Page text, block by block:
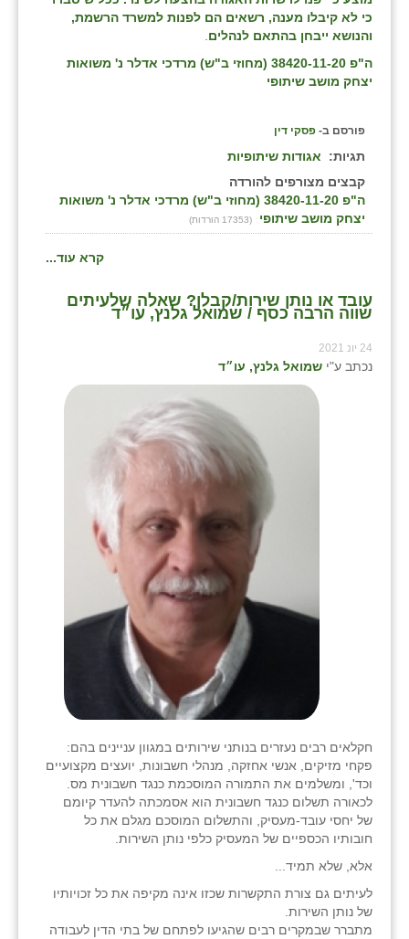
כי לא קיבלו מענה, רשאים הם לפנות למשרד הרשמת,
והנושא ייבחן בהתאם לנהלים
ה"פ 38420-11-20 (מחוזי ב"ש) מרדכי אדלר נ' משואות
יצחק מושב שיתופי
פורסם ב- פסקי דין
תגיות:
אגודות שיתופיות
קבצים מצורפים להורדה
ה"פ 38420-11-20 (מחוזי ב"ש) מרדכי אדלר נ' משואות
יצחק מושב שיתופי
(17353 הורדות)
קרא עוד...
עובד או נותן שירות/קבלן? שאלה שלעיתים
שווה הרבה כסף / שמואל גלנץ, עו״ד
24 יונ 2021
נכתב ע"י שמואל גלנץ, עו״ד
חקלאים רבים נעזרים בנותני שירותים במגוון עניינים בהם:
פקחי מזיקים, אנשי אחזקה, מנהלי חשבונות, יועצים מקצועיים
וכד', ומשלמים את התמורה המוסכמת כנגד חשבונית מס.
לכאורה תשלום כנגד חשבונית הוא אסמכתה להעדר קיומם
של יחסי עובד-מעסיק, והתשלום המוסכם מגלם את כל
חובותיו הכספיים של המעסיק כלפי נותן השירות.
אלא, שלא תמיד...
לעיתים גם צורת התקשרות שכזו אינה מקיפה את כל זכויותיו
של נותן השירות.
מתברר שבמקרים רבים שהגיעו לפתחם של בתי הדין לעבודה